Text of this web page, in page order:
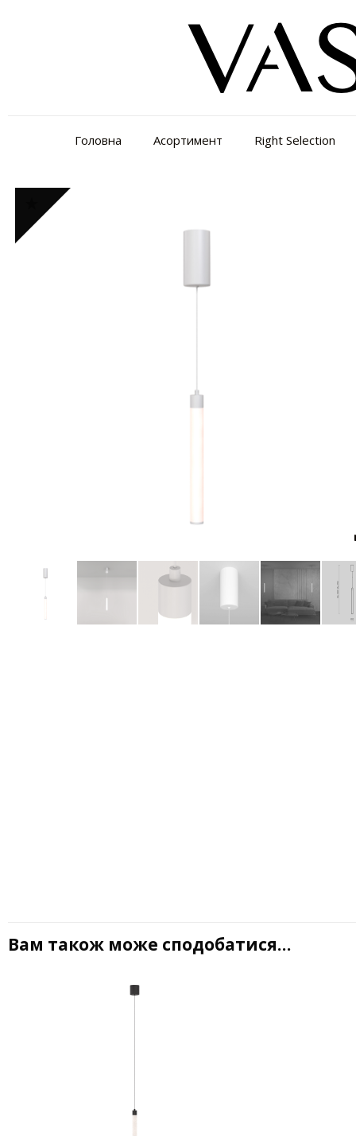
Головна Асортимент Right Selection
Вам також може сподобатися…